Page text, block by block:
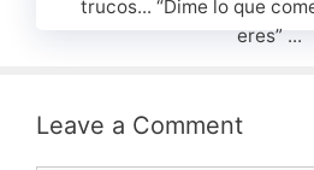
trucos... “Dime lo que
eres” ...
Leave a Comment